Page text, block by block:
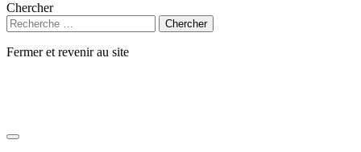
Chercher
Fermer et revenir au site